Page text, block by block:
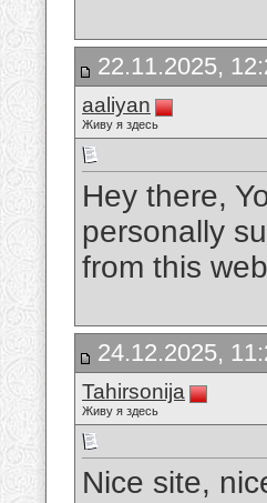
22.11.2025,
aaliyan
Живу я здесь
Hey there,
personally
from this
24.12.2025,
Tahirsonija
Живу я здесь
Nice site,